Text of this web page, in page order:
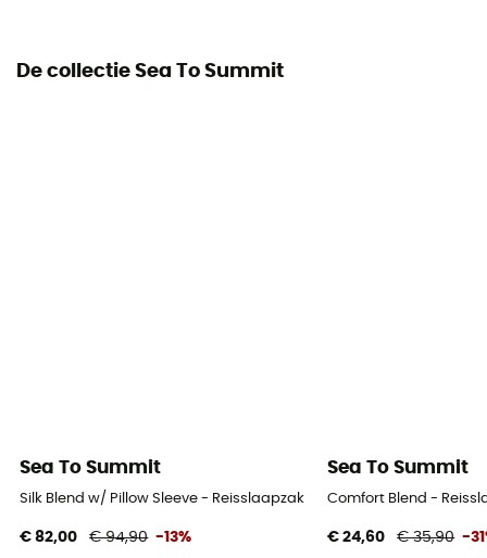
De collectie Sea To Summit
Sea To Summit
Silk Blend w/ Pillow Sleeve - Reisslaapzak
€ 82,00 € 94,90 -13%
Sea To Summit
Comfort Blend -
€ 24,60 € 35,90 -